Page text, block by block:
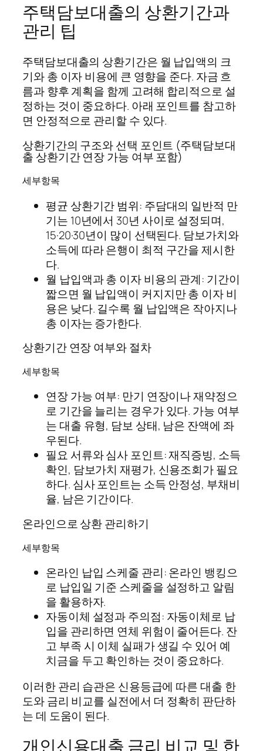
주택담보대출의 상환기간과
관리 팁
주택담보대출의 상환기간은 월 납입액의 크
기와 총 이자 비용에 큰 영향을 준다. 자금 흐
름과 향후 계획을 함께 고려해 합리적으로 설
정하는 것이 중요하다. 아래 포인트를 참고하
면 안정적으로 관리할 수 있다.
상환기간의 구조와 선택 포인트 (주택담보대
출 상환기간 연장 가능 여부 포함)
세부항목
평균 상환기간 범위: 주담대의 일반적 만
기는 10년에서 30년 사이로 설정되며,
15·20·30년이 많이 선택된다. 담보가치와
소득에 따라 은행이 최적 구간을 제시한
다.
월 납입액과 총 이자 비용의 관계: 기간이
짧으면 월 납입액이 커지지만 총 이자 비
용은 낮다. 길수록 월 납입액은 작아지나
총 이자는 증가한다.
상환기간 연장 여부와 절차
세부항목
연장 가능 여부: 만기 연장이나 재약정으
로 기간을 늘리는 경우가 있다. 가능 여부
는 대출 유형, 담보 상태, 남은 잔액에 좌
우된다.
필요 서류와 심사 포인트: 재직증빙, 소득
확인, 담보가치 재평가, 신용조회가 필요
하다. 심사 포인트는 소득 안정성, 부채비
율, 남은 기간이다.
온라인으로 상환 관리하기
세부항목
온라인 납입 스케줄 관리: 온라인 뱅킹으
로 납입일 기준 스케줄을 설정하고 알림
을 활용하자.
자동이체 설정과 주의점: 자동이체로 납
입을 관리하면 연체 위험이 줄어든다. 잔
고 부족 시 이체 실패가 생길 수 있어 예
치금을 두고 확인하는 것이 중요하다.
이러한 관리 습관은 신용등급에 따른 대출 한
도와 금리 비교를 실전에서 더 정확히 판단하
는 데 도움이 된다.
개인신용대출 금리 비교 및 한